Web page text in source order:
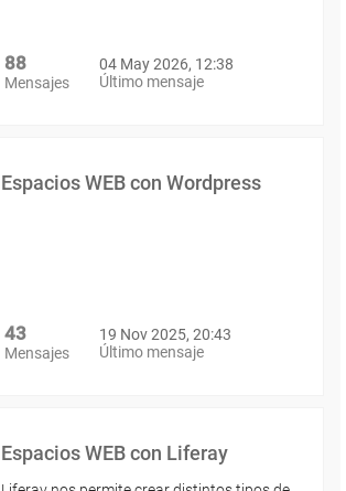
88
Mensajes
04 May 2026, 12:38
Último mensaje
Espacios WEB con Wordpress
43
Mensajes
19 Nov 2025, 20:43
Último mensaje
Espacios WEB con Liferay